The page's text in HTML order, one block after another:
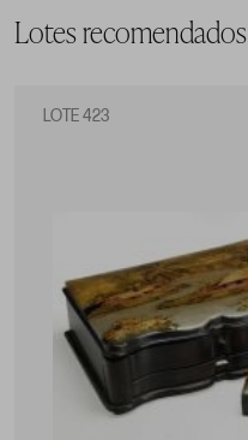
Lotes recomendados
LOTE 423